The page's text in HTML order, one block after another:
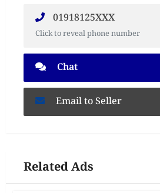
01918125XXX
Click to reveal phone number
Chat
Email to Seller
Related Ads